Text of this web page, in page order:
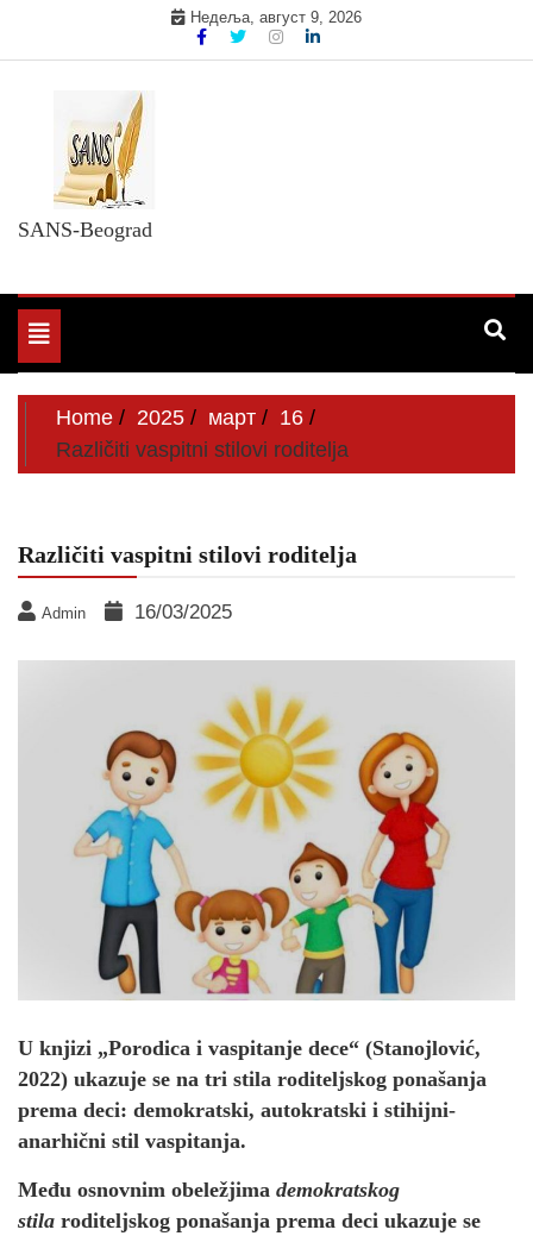
Недеља, август 9, 2026
SANS-Beograd
Toggle
navigation
Home 2025 март
16
Različiti vaspitni stilovi roditelja
Različiti vaspitni stilovi roditelja
Admin 16/03/2025
U knjizi „Porodica i vaspitanje dece“ (Stanojlović,
2022) ukazuje se na tri stila roditeljskog ponašanja
prema deci: demokratski, autokratski i stihijni-
anarhični stil vaspitanja.
Među osnovnim obeležjima demokratskog
stila roditeljskog ponašanja prema deci ukazuje se